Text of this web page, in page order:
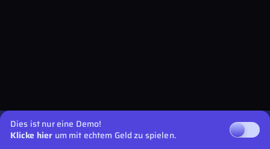
Dies ist nur eine Demo!
Klicke hier um mit echtem Geld zu spielen.